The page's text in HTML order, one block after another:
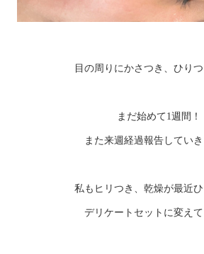
目の周りにかさつき、ひりつ
まだ始めて1週間！
また来週経過報告していき
私もヒリつき、乾燥が最近
デリケートセットに変えて